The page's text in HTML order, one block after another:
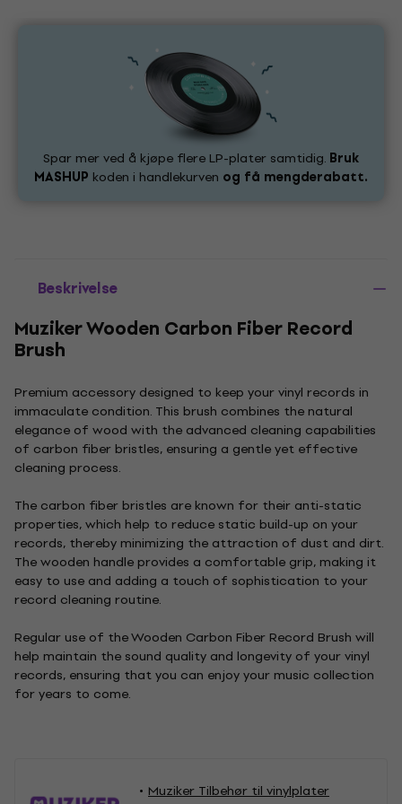
Spar mer ved å kjøpe flere LP-plater samtidig. Bruk
MASHUP koden i handlekurven og få mengderabatt.
Beskrivelse
Muziker Wooden Carbon Fiber Record
Brush
Premium accessory designed to keep your vinyl records in
immaculate condition. This brush combines the natural
elegance of wood with the advanced cleaning capabilities
of carbon fiber bristles, ensuring a gentle yet effective
cleaning process.
The carbon fiber bristles are known for their anti-static
properties, which help to reduce static build-up on your
records, thereby minimizing the attraction of dust and dirt.
The wooden handle provides a comfortable grip, making it
easy to use and adding a touch of sophistication to your
record cleaning routine.
Regular use of the Wooden Carbon Fiber Record Brush will
help maintain the sound quality and longevity of your vinyl
records, ensuring that you can enjoy your music collection
for years to come.
Muziker Tilbehør til vinylplater